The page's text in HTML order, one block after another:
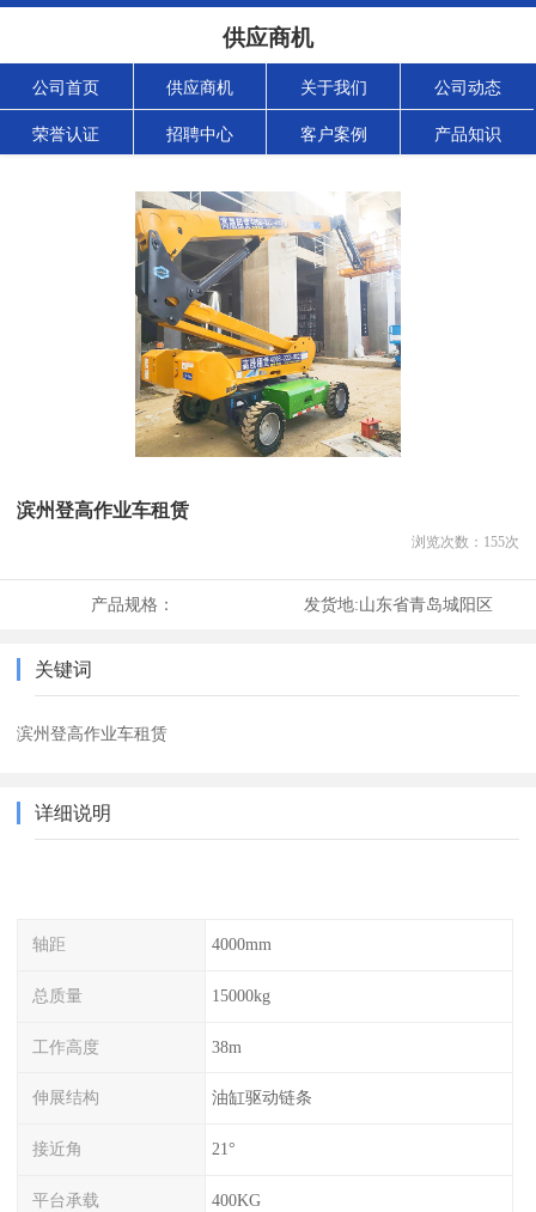
供应商机
公司首页 供应商机 关于我们 公司动态
荣誉认证 招聘中心 客户案例 产品知识
滨州登高作业车租赁
浏览次数： 155次
产品规格： 发货地:山东省青岛城阳区
关键词
滨州登高作业车租赁
详细说明
轴距 4000mm
总质量 15000kg
工作高度 38m
伸展结构 油缸驱动链条
接近角 21°
平台承载 400KG